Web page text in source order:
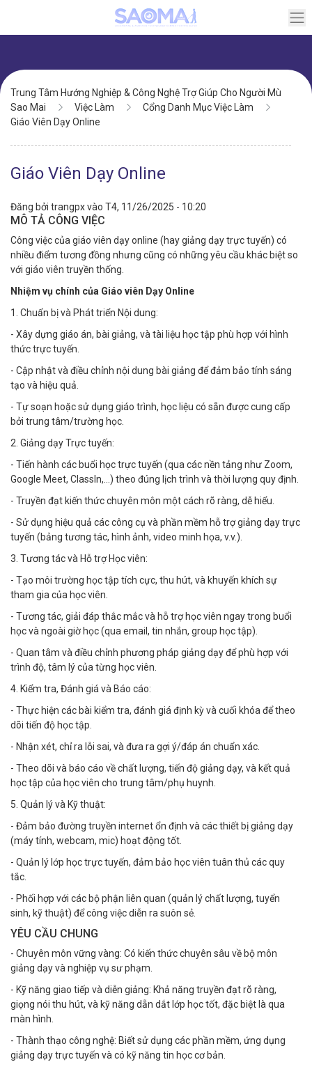
nội
Điều
hướng
Trung Tâm Hướng Nghiệp & Công Nghệ Trợ Giúp Cho Người Mù
Sao Mai
Việc Làm
Cổng Danh Mục Việc Làm
Giáo Viên Dạy Online
Giáo Viên Dạy Online
Đăng bởi trangpxvào T4, 11/26/2025 - 10:20
MÔ TẢ CÔNG VIỆC
Công việc của giáo viên dạy online (hay giảng dạy trực tuyến) có
nhiều điểm tương đồng nhưng cũng có những yêu cầu khác biệt so
với giáo viên truyền thống.
Nhiệm vụ chính của Giáo viên Dạy Online
1. Chuẩn bị và Phát triển Nội dung:
- Xây dựng giáo án, bài giảng, và tài liệu học tập phù hợp với hình
thức trực tuyến.
- Cập nhật và điều chỉnh nội dung bài giảng để đảm bảo tính sáng
tạo và hiệu quả.
- Tự soạn hoặc sử dụng giáo trình, học liệu có sẵn được cung cấp
bởi trung tâm/trường học.
2. Giảng dạy Trực tuyến:
- Tiến hành các buổi học trực tuyến (qua các nền tảng như Zoom,
Google Meet, ClassIn,...) theo đúng lịch trình và thời lượng quy định.
- Truyền đạt kiến thức chuyên môn một cách rõ ràng, dễ hiểu.
- Sử dụng hiệu quả các công cụ và phần mềm hỗ trợ giảng dạy trực
tuyến (bảng tương tác, hình ảnh, video minh họa, v.v.).
3. Tương tác và Hỗ trợ Học viên:
- Tạo môi trường học tập tích cực, thu hút, và khuyến khích sự
tham gia của học viên.
- Tương tác, giải đáp thắc mắc và hỗ trợ học viên ngay trong buổi
học và ngoài giờ học (qua email, tin nhắn, group học tập).
- Quan tâm và điều chỉnh phương pháp giảng dạy để phù hợp với
trình độ, tâm lý của từng học viên.
4. Kiểm tra, Đánh giá và Báo cáo:
- Thực hiện các bài kiểm tra, đánh giá định kỳ và cuối khóa để theo
dõi tiến độ học tập.
- Nhận xét, chỉ ra lỗi sai, và đưa ra gợi ý/đáp án chuẩn xác.
- Theo dõi và báo cáo về chất lượng, tiến độ giảng dạy, và kết quả
học tập của học viên cho trung tâm/phụ huynh.
5. Quản lý và Kỹ thuật:
- Đảm bảo đường truyền internet ổn định và các thiết bị giảng dạy
(máy tính, webcam, mic) hoạt động tốt.
- Quản lý lớp học trực tuyến, đảm bảo học viên tuân thủ các quy
tắc.
- Phối hợp với các bộ phận liên quan (quản lý chất lượng, tuyển
sinh, kỹ thuật) để công việc diễn ra suôn sẻ.
YÊU CẦU CHUNG
- Chuyên môn vững vàng: Có kiến thức chuyên sâu về bộ môn
giảng dạy và nghiệp vụ sư phạm.
- Kỹ năng giao tiếp và diễn giảng: Khả năng truyền đạt rõ ràng,
giọng nói thu hút, và kỹ năng dẫn dắt lớp học tốt, đặc biệt là qua
màn hình.
- Thành thạo công nghệ: Biết sử dụng các phần mềm, ứng dụng
giảng dạy trực tuyến và có kỹ năng tin học cơ bản.